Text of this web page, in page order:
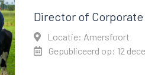
Director of
Locatie: Amersfoort
Gepubliceerd op: 12